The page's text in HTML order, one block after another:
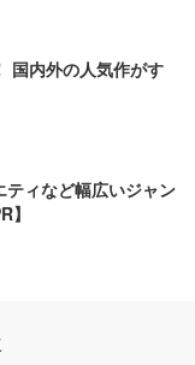
国内外の人気作がす
ィなど幅広いジャン
】